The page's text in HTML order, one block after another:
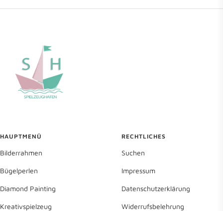
HAUPTMENÜ
Bilderrahmen
Bügelperlen
Diamond Painting
Kreativspielzeug
RECHTLICHES
Suchen
Impressum
Datenschutzerklärung
Widerrufsbelehrung